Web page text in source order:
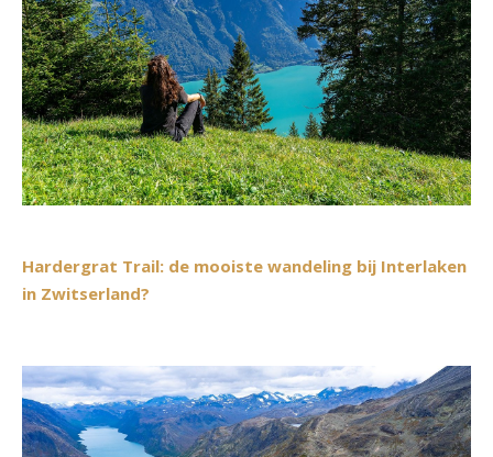
Hardergrat Trail: de mooiste wandeling bij Interlaken
in Zwitserland?